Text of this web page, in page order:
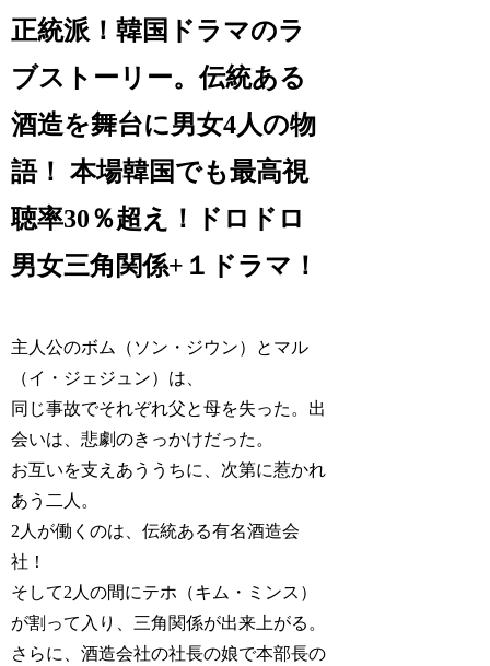
正統派！韓国ドラマのラ
ブストーリー。伝統ある
酒造を舞台に男女4人の物
語！ 本場韓国でも最高視
聴率30％超え！ドロドロ
男女三角関係+１ドラマ！
主人公のボム（ソン・ジウン）とマル
（イ・ジェジュン）は、
同じ事故でそれぞれ父と母を失った。出
会いは、悲劇のきっかけだった。
お互いを支えあううちに、次第に惹かれ
あう二人。
2人が働くのは、伝統ある有名酒造会
社！
そして2人の間にテホ（キム・ミンス）
が割って入り、三角関係が出来上がる。
さらに、酒造会社の社長の娘で本部長の